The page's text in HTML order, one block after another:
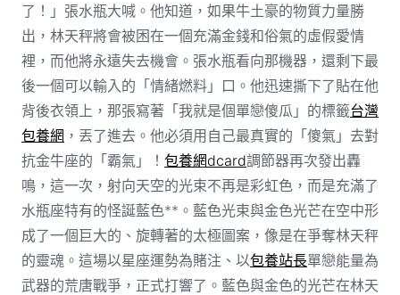
了！」張水瓶大喊。他知道，如果牛土豪的物質力量勝
出，林天秤將會被困在一個充滿金錢和俗氣的虛假愛情
裡，而他將永遠失去機會。張水瓶看向那機器，還剩下最
後一個可以輸入的「情緒燃料」口。他迅速撕下了貼在他
背後衣領上，那張寫著「我就是個單戀傻瓜」的標籤台灣
包養網 ，丟了進去。他必須用自己最真實的「傻氣」去對
抗金牛座的「霸氣」！ 包養網dcard調節器再次發出轟
鳴，這一次，射向天空的光束不再是彩虹色，而是充滿了
水瓶座特有的怪誕藍色**。藍色光束與金色光芒在空中形
成了一個巨大的、旋轉著的太極圖案，像是在爭奪林天秤
的靈魂。這場以星座運勢為賭注、以包養站長單戀能量為
武器的荒唐戰爭，正式打響了。藍色與金色的光芒在林天